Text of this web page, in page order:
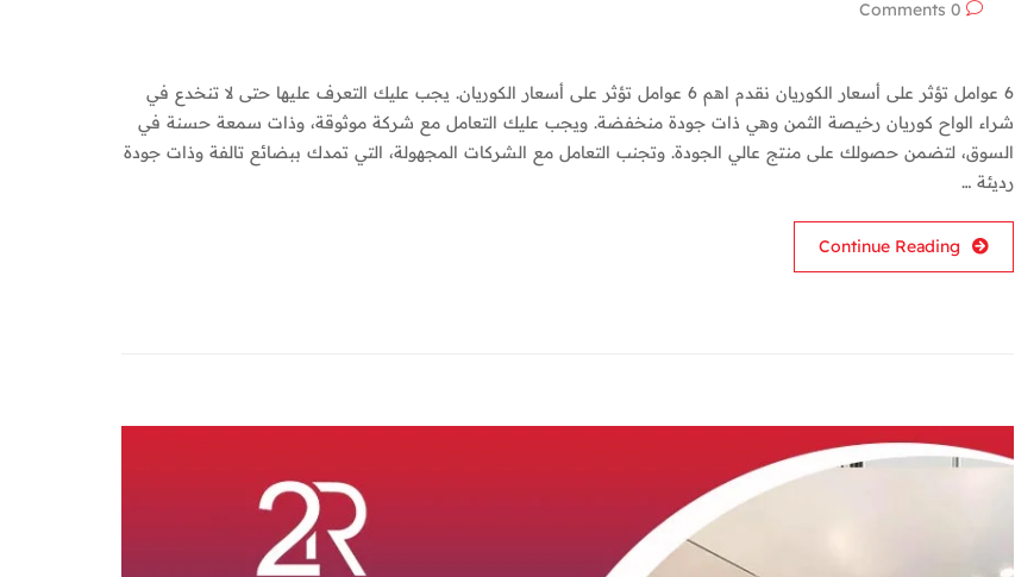
6 عوامل تؤثر على أسعار الكوريان نقدم اهم 6 عوامل تؤثر على أسعار الكوريان. يجب عليك التعرف عليها حتى لا تنخدع في
شراء الواح كوريان رخيصة الثمن وهي ذات جودة منخفضة. ويجب عليك التعامل مع شركة موثوقة، وذات سمعة حسنة في
السوق، لتضمن حصولك على منتج عالي الجودة. وتجنب التعامل مع الشركات المجهولة، التي تمدك ببضائع تالفة وذات جودة
رديئة …
Continue Reading